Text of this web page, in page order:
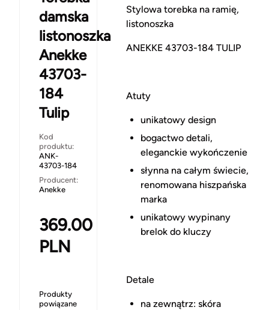
damska
listonoszka
Anekke
43703-
184
Tulip
Kod
produktu:
ANK-
43703-184
Producent:
Anekke
369.00
PLN
Produkty
powiązane
Stylowa torebka na ramię,
listonoszka
ANEKKE 43703-184 TULIP
Atuty
unikatowy design
bogactwo detali,
eleganckie wykończenie
słynna na całym świecie,
renomowana hiszpańska
marka
unikatowy wypinany
brelok do kluczy
Detale
na zewnątrz: skóra